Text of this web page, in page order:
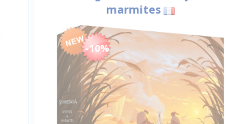
marmites
-10%